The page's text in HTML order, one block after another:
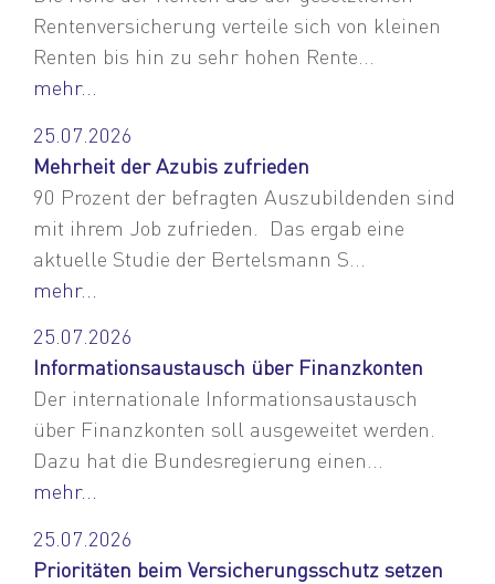
Rentenversicherung verteile sich von kleinen
Renten bis hin zu sehr hohen Rente...
mehr...
25.07.2026
Mehrheit der Azubis zufrieden
90 Prozent der befragten Auszubildenden sind
mit ihrem Job zufrieden. Das ergab eine
aktuelle Studie der Bertelsmann S...
mehr...
25.07.2026
Informationsaustausch über Finanzkonten
Der internationale Informationsaustausch
über Finanzkonten soll ausgeweitet werden.
Dazu hat die Bundesregierung einen...
mehr...
25.07.2026
Prioritäten beim Versicherungsschutz setzen